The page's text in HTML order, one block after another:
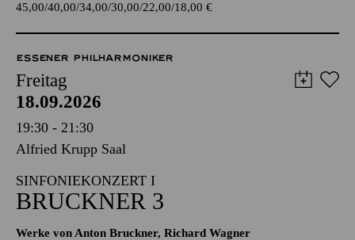
45,00 40,00 34,00 30,00 22,00 18,00 €
ESSENER PHILHARMONIKER
Freitag
18.09.2026
19:30 - 21:30
Alfried Krupp Saal
SINFONIEKONZERT I
BRUCKNER 3
Werke von Anton Bruckner, Richard Wagner